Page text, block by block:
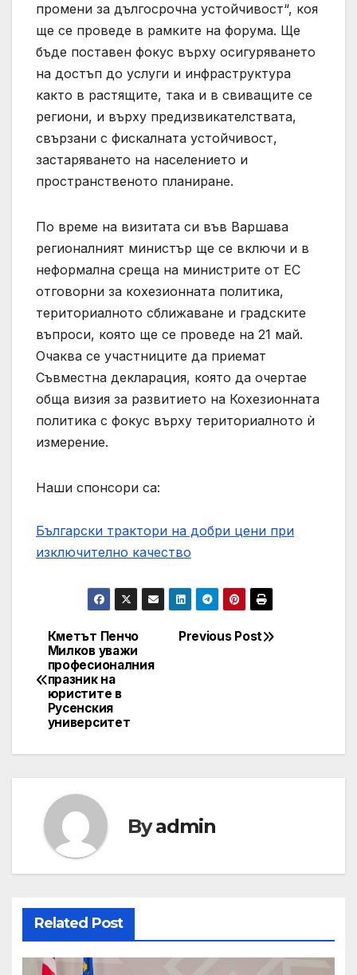
промени за дългосрочна устойчивост“, коя
ще се проведе в рамките на форума. Ще
бъде поставен фокус върху осигуряването
на достъп до услуги и инфраструктура
както в растящите, така и в свиващите се
региони, и върху предизвикателствата,
свързани с фискалната устойчивост,
застаряването на населението и
пространственото планиране.
По време на визитата си във Варшава
регионалният министър ще се включи и в
неформална среща на министрите от ЕС
отговорни за кохезионната политика,
териториалното сближаване и градските
въпроси, която ще се проведе на 21 май.
Очаква се участниците да приемат
Съвместна декларация, която да очертае
обща визия за развитието на Кохезионната
политика с фокус върху териториалното ѝ
измерение.
Наши спонсори са:
Български трактори на добри цени при
изключително качество
Post
navigation
Previous Post
Кметът Пенчо
Милков уважи
професионалния
празник на
юристите в
Русенския
университет
Byadmin
Related Post